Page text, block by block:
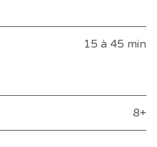
15 à 45 min
8+